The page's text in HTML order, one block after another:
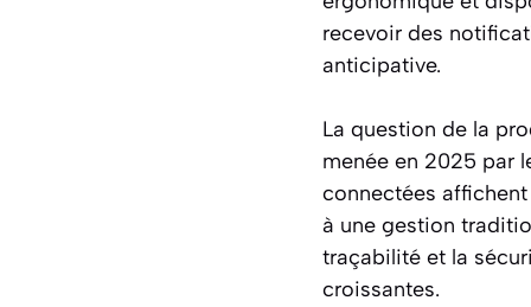
recevoir des
anticipative.
La question de la
menée en 2025 par
connectées
à une gestion
traçabilité et la
croissantes.